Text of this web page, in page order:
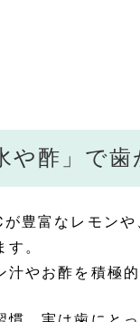
酢」で
が豊富なレモン
。
汁やお酢を積極